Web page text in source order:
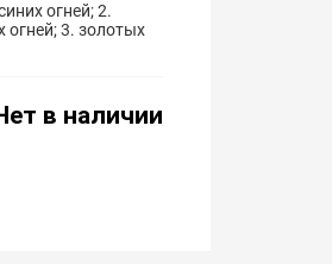
огней; 2.
3. золотых
в наличии